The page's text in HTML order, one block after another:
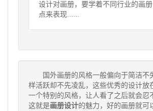
设计对画册，要学着不同行业的画
点来表现......
国外画册的风格一般偏向于简洁不
样活跃却不先凌乱，这些优秀的设计放
一个特别的风格，让人看了之后就会忍
这就是画册设计的魅力，好的画册就可